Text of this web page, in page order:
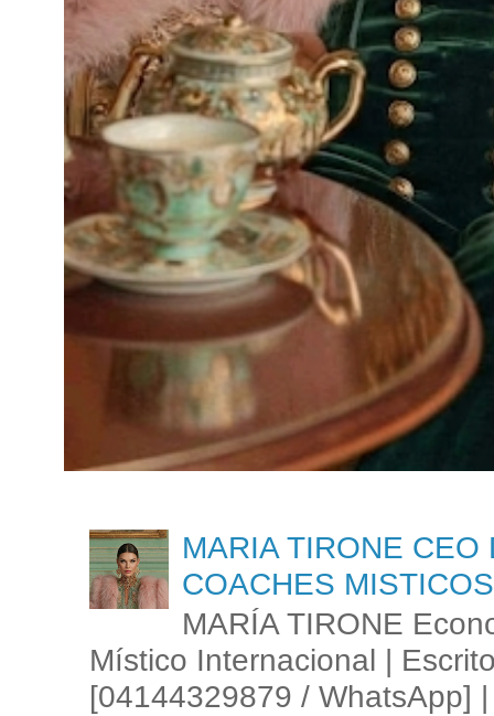
MARIA TIRONE
COACHES
MARÍA TIRONE
Místico Internacional |
[04144329879 / WhatsApp]